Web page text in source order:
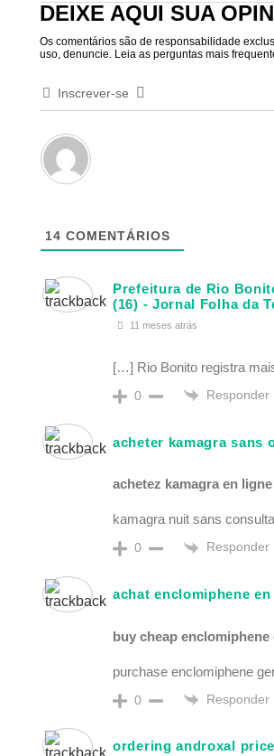
DEIXE AQUI SUA
Os comentários são de responsabilidade
uso, denuncie. Leia as perguntas mais
Inscrever-se
14 COMENTÁRIOS
Prefeitura de Rio
(16) - Jornal Folha da
11 meses atrás
[…] Rio Bonito registra
0 Responder
acheter kamagra sans
achetez kamagra en
kamagra nuit sans
0 Responder
achat enclomiphene
buy cheap
purchase enclomiphene
0 Responder
ordering androxal